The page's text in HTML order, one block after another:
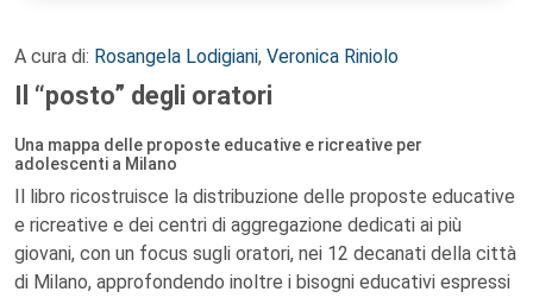
A cura di: Rosangela Lodigiani, Veronica Riniolo
Il “posto” degli oratori
Una mappa delle proposte educative e ricreative per
adolescenti a Milano
Il libro ricostruisce la distribuzione delle proposte educative
e ricreative e dei centri di aggregazione dedicati ai più
giovani, con un focus sugli oratori, nei 12 decanati della città
di Milano, approfondendo inoltre i bisogni educativi espressi